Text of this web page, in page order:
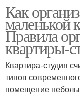
Хранение в
Как
маленькой
Правила
квартиры-
Квартира-студия
типов
помещение